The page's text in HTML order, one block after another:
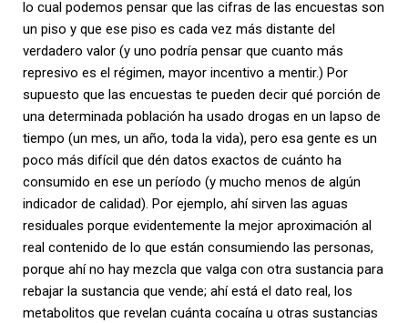
lo cual podemos pensar que las cifras de las encuestas son
un piso y que ese piso es cada vez más distante del
verdadero valor (y uno podría pensar que cuanto más
represivo es el régimen, mayor incentivo a mentir.) Por
supuesto que las encuestas te pueden decir qué porción de
una determinada población ha usado drogas en un lapso de
tiempo (un mes, un año, toda la vida), pero esa gente es un
poco más difícil que dén datos exactos de cuánto ha
consumido en ese un período (y mucho menos de algún
indicador de calidad). Por ejemplo, ahí sirven las aguas
residuales porque evidentemente la mejor aproximación al
real contenido de lo que están consumiendo las personas,
porque ahí no hay mezcla que valga con otra sustancia para
rebajar la sustancia que vende; ahí está el dato real, los
metabolitos que revelan cuánta cocaína u otras sustancias